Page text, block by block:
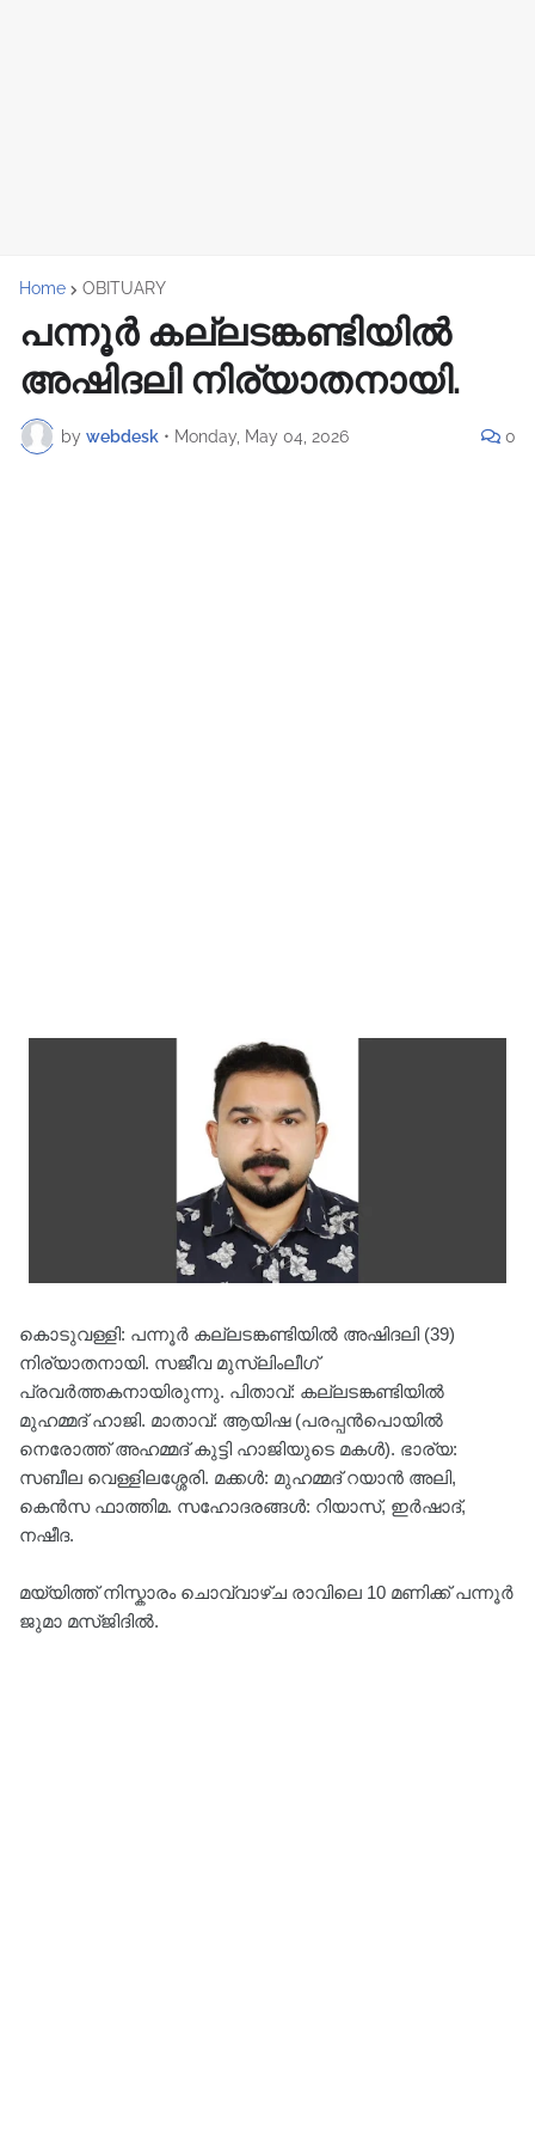
Home OBITUARY
പന്നൂർ കല്ലടങ്കണ്ടിയിൽ
അഷിദലി നിര്യാതനായി.
by webdesk • Monday, May 04, 2026 0
കൊടുവള്ളി: പന്നൂർ കല്ലടങ്കണ്ടിയിൽ അഷിദലി (39)
നിര്യാതനായി. സജീവ മുസ്ലിംലീഗ്
പ്രവർത്തകനായിരുന്നു. പിതാവ്: കല്ലടങ്കണ്ടിയിൽ
മുഹമ്മദ് ഹാജി. മാതാവ്: ആയിഷ (പരപ്പൻപൊയിൽ
നെരോത്ത് അഹമ്മദ് കുട്ടി ഹാജിയുടെ മകൾ). ഭാര്യ:
സബീല വെള്ളിലശ്ശേരി. മക്കൾ: മുഹമ്മദ് റയാൻ അലി,
കെൻസ ഫാത്തിമ. സഹോദരങ്ങൾ: റിയാസ്, ഇർഷാദ്,
നഷീദ.
മയ്യിത്ത് നിസ്കാരം ചൊവ്വാഴ്ച രാവിലെ 10 മണിക്ക് പന്നൂർ
ജുമാ മസ്ജിദിൽ.